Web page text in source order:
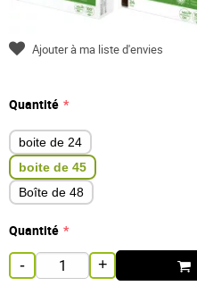
Quantité
boite de 24
boite de 45
Boîte de 48
Quantité
- +
Ajouter à ma liste d'envies